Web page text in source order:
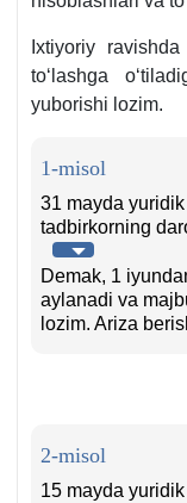
Iхtiyoriy
toʻlashga
yuborishi lozim.
1-misol
31 mayda
tadbirkorning
Demak, 1
aylanadi va
lozim. Ariza
2-misol
15 mayda